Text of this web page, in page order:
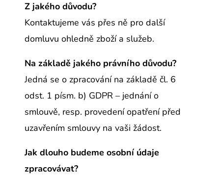
Z jakého důvodu?
Kontaktujeme vás přes ně pro další
domluvu ohledně zboží a služeb.
Na základě jakého právního důvodu?
Jedná se o zpracování na základě čl. 6
odst. 1 písm. b) GDPR – jednání o
smlouvě, resp. provedení opatření před
uzavřením smlouvy na vaši žádost.
Jak dlouho budeme osobní údaje
zpracovávat?